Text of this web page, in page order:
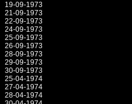
19-09-1973
21-09-1973
22-09-1973
24-09-1973
25-09-1973
26-09-1973
28-09-1973
29-09-1973
30-09-1973
25-04-1974
27-04-1974
28-04-1974